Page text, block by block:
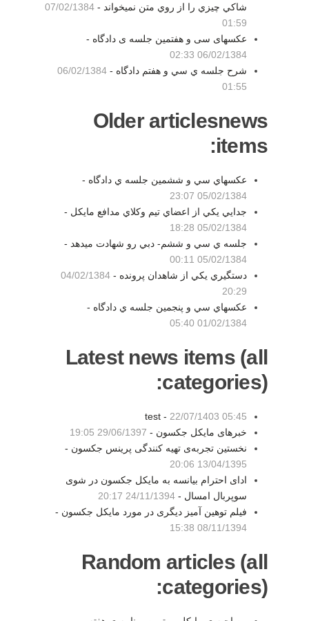
شاكي چيزي را از روي متن نميخواند - 07/02/1384
01:59
عکسهای سی و هفتمین جلسه ی دادگاه -
06/02/1384 02:33
شرح جلسه ي سي و هفتم دادگاه - 06/02/1384
01:55
Older articlesnews
items:
عكسهاي سي و ششمين جلسه ي دادگاه -
05/02/1384 23:07
جدايي يكي از اعضاي تيم وكلاي مدافع مايكل -
05/02/1384 18:28
جلسه ي سي و ششم- دبي رو شهادت ميدهد -
05/02/1384 00:11
دستگيري يكي از شاهدان پرونده - 04/02/1384
20:29
عكسهاي سي و پنجمين جلسه ي دادگاه -
01/02/1384 05:40
Latest news items (all
categories):
test - 22/07/1403 05:45
خبرهای مایکل جکسون - 29/06/1397 19:05
نخستین تجربه‌ی تهیه کنندگی پرینس جکسون -
13/04/1395 20:06
ادای احترام بیانسه به مایکل جکسون در شوی
سوپربال امسال - 24/11/1394 20:17
فیلم توهین آمیز دیگری در مورد مایکل جکسون -
08/11/1394 15:38
Random articles (all
categories):